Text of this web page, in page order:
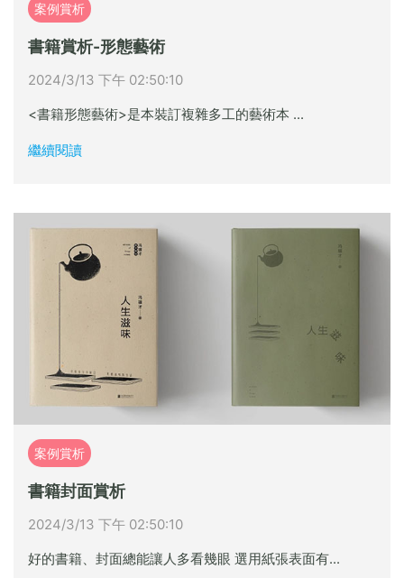
案例賞析
書籍賞析-形態藝術
2024/3/13 下午 02:50:10
<書籍形態藝術>是本裝訂複雜多工的藝術本 ...
繼續閱讀
案例賞析
書籍封面賞析
2024/3/13 下午 02:50:10
好的書籍、封面總能讓人多看幾眼 選用紙張表面有...